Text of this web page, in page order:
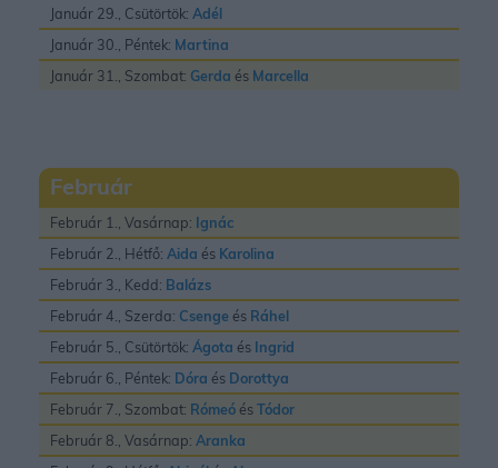
Január 29., Csütörtök: Adél
Január 30., Péntek: Martina
Január 31., Szombat: Gerda és Marcella
Február
Február 1., Vasárnap: Ignác
Február 2., Hétfő: Aida és Karolina
Február 3., Kedd: Balázs
Február 4., Szerda: Csenge és Ráhel
Február 5., Csütörtök: Ágota és Ingrid
Február 6., Péntek: Dóra és Dorottya
Február 7., Szombat: Rómeó ésTódor
Február 8., Vasárnap: Aranka